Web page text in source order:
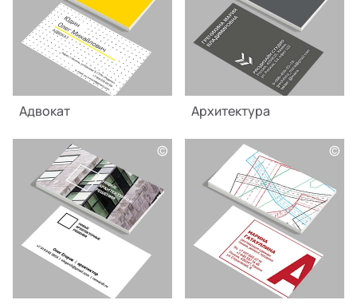
Адвокат Архитектура
© ©